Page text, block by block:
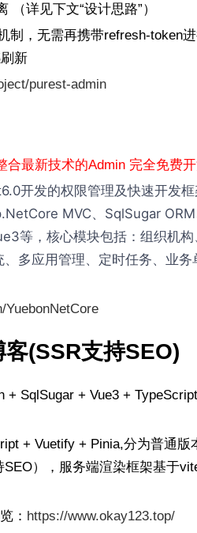
详见下文“设计思路”）
制，无需再携带refresh-token
新
purest-admin
合最新技术的Admin 完全免费
开发的权限管理及快速开发
MVC、SqlSugar
等，核心模块包括：组织机构
多应用管理、定时任务、业务
YuebonNetCore
(SSR支持SEO)
+ SqlSugar + Vue3 +
+ Vuetify + Pinia,分为普通版
），服务端渲染框架基于
： https://www.okay123.top/